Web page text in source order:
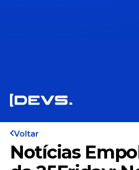
Voltar
Notícias